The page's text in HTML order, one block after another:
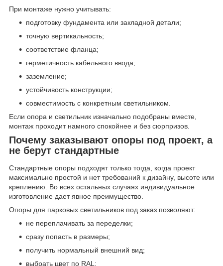
При монтаже нужно учитывать:
подготовку фундамента или закладной детали;
точную вертикальность;
соответствие фланца;
герметичность кабельного ввода;
заземление;
устойчивость конструкции;
совместимость с конкретным светильником.
Если опора и светильник изначально подобраны вместе,
монтаж проходит намного спокойнее и без сюрпризов.
Почему заказывают опоры под проект, а
не берут стандартные
Стандартные опоры подходят только тогда, когда проект
максимально простой и нет требований к дизайну, высоте или
креплению. Во всех остальных случаях индивидуальное
изготовление дает явное преимущество.
Опоры для парковых светильников под заказ позволяют:
не переплачивать за переделки;
сразу попасть в размеры;
получить нормальный внешний вид;
выбрать цвет по RAL;